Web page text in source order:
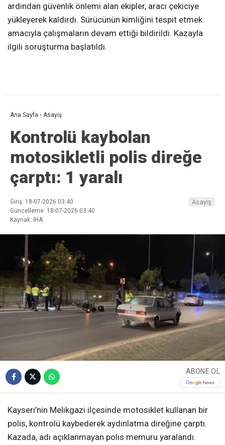
ardından güvenlik önlemi alan ekipler, aracı çekiciye
yükleyerek kaldırdı. Sürücünün kimliğini tespit etmek
amacıyla çalışmaların devam ettiği bildirildi. Kazayla
ilgili soruşturma başlatıldı.
Ana Sayfa › Asayiş
Kontrolü kaybolan
motosikletli polis direğe
çarptı: 1 yaralı
Giriş: 18-07-2026 03:40
Güncelleme: 18-07-2026 03:40
Kaynak: İHA
Asayiş
ABONE OL
Kayseri’nin Melikgazi ilçesinde motosiklet kullanan bir
polis, kontrolü kaybederek aydınlatma direğine çarptı.
Kazada, adı açıklanmayan polis memuru yaralandı.